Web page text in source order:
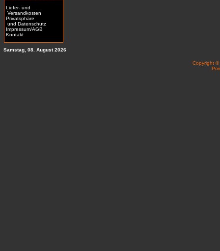
Liefer- und
Versandkosten
Privatsphäre
und Datenschutz
Impressum/AGB
Kontakt
Samstag, 08. August 2026
Copyright